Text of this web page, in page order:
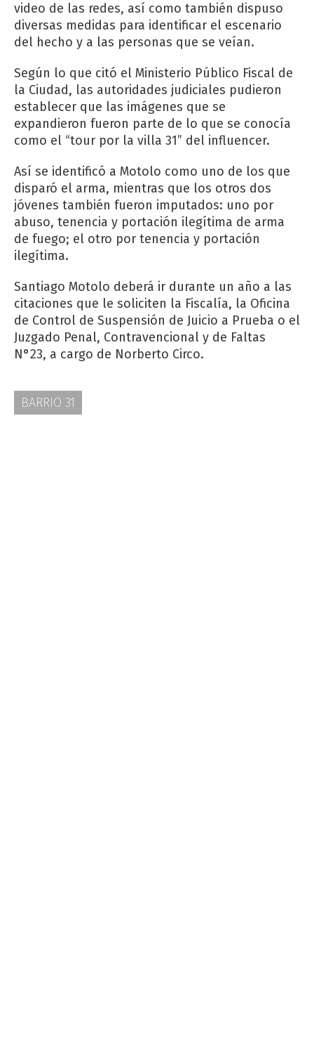
video de las redes, así como también dispuso
diversas medidas para identificar el escenario
del hecho y a las personas que se veían.
Según lo que citó el Ministerio Público Fiscal de
la Ciudad, las autoridades judiciales pudieron
establecer que las imágenes que se
expandieron fueron parte de lo que se conocía
como el “tour por la villa 31” del influencer.
Así se identificó a Motolo como uno de los que
disparó el arma, mientras que los otros dos
jóvenes también fueron imputados: uno por
abuso, tenencia y portación ilegítima de arma
de fuego; el otro por tenencia y portación
ilegítima.
Santiago Motolo deberá ir durante un año a las
citaciones que le soliciten la Fiscalía, la Oficina
de Control de Suspensión de Juicio a Prueba o el
Juzgado Penal, Contravencional y de Faltas
N°23, a cargo de Norberto Circo.
BARRIO 31